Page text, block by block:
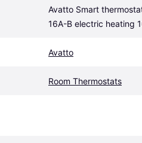
Avatto Smart
16A-B electric heating
Avatto
Room Thermostats